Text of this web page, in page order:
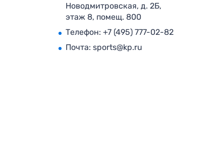
Новодмитровская, д. 2Б,
этаж 8, помещ. 800
Телефон: +7 (495) 777-02-82
Почта: sports@kp.ru